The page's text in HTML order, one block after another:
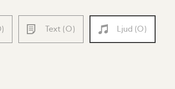
) Text (0) Ljud (0)